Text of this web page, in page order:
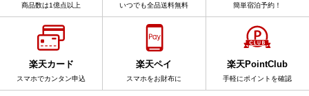
商品数は1億点以上 いつでも全品送料無料 簡単宿泊予約！
楽天カード
スマホでカンタン申込
楽天ペイ
スマホをお財布に
楽天PointClub
手軽にポイントを確認